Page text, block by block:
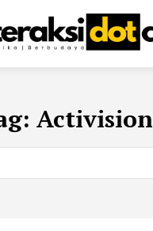
Activision